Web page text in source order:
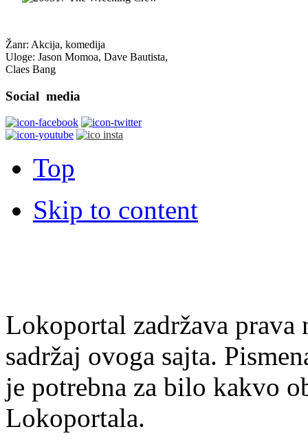
Žanr: Akcija, komedija
Uloge: Jason Momoa, Dave Bautista,
Claes Bang
Social media
Top
Skip to content
Lokoportal zadržava
sadržaj ovoga sajta.
je potrebna za bilo kakvo
Lokoportala.